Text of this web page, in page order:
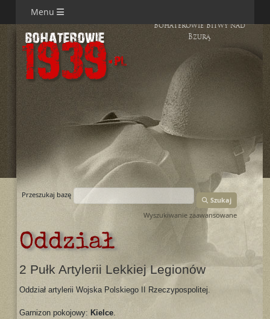
Menu
Bohaterowie Bitwy nad
Bzurą
Przeszukaj bazę
Szukaj
Wyszukiwanie zaawansowane
Oddział
2 Pułk Artylerii Lekkiej Legionów
Oddział artylerii Wojska Polskiego II Rzeczypospolitej.
Garnizon pokojowy: Kielce.